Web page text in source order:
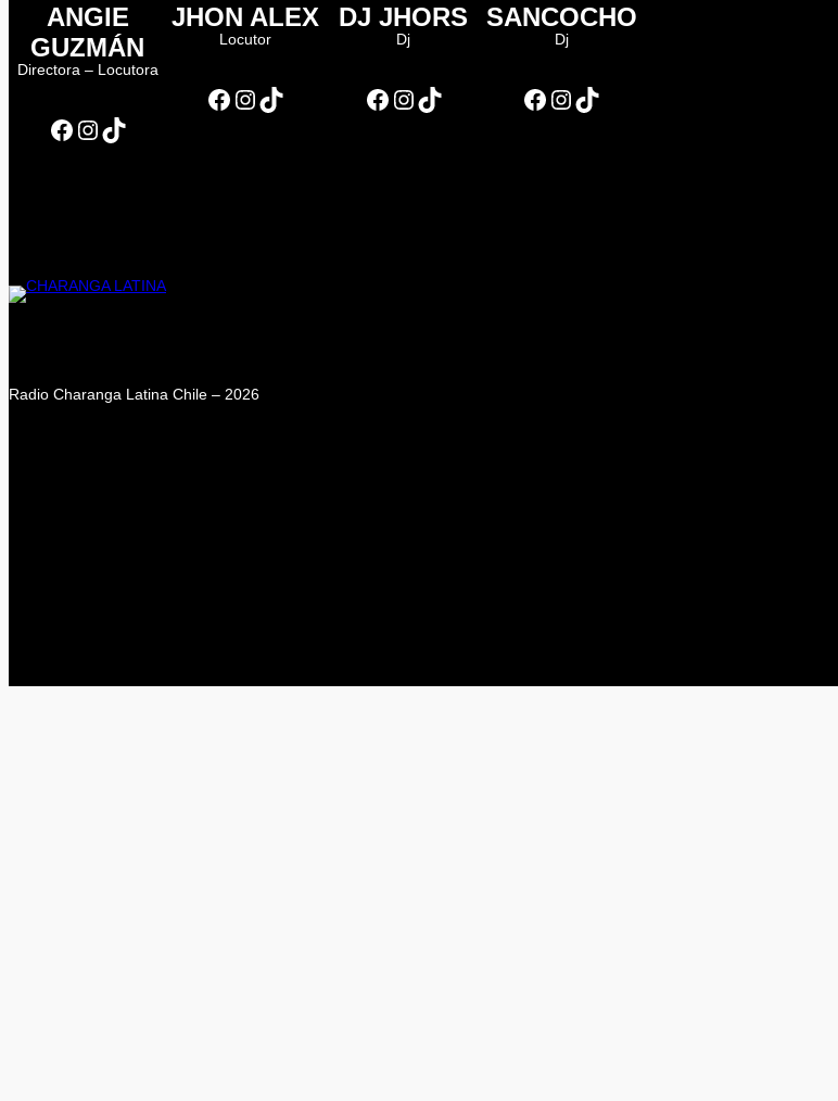
ANGIE
GUZMÁN
Directora – Locutora
Facebook Instagram TikTok
JHON ALEX
Locutor
Facebook Instagram TikTok
DJ JHORS
Dj
Facebook Instagram TikTok
SANCOCHO
Dj
Facebook Instagram TikTok
Radio Charanga Latina Chile – 2026